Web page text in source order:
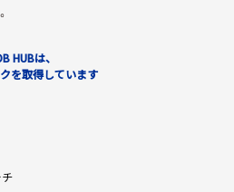
HUBは、
を取得しています